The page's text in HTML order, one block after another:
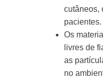
cutâneos,
pacientes.
Os
livres de
as
no